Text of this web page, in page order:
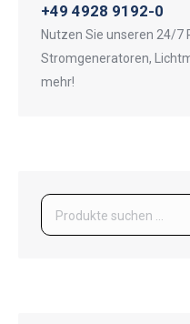
+49 4928 9192-0
Nutzen Sie unseren 24/
Stromgeneratoren,
mehr!